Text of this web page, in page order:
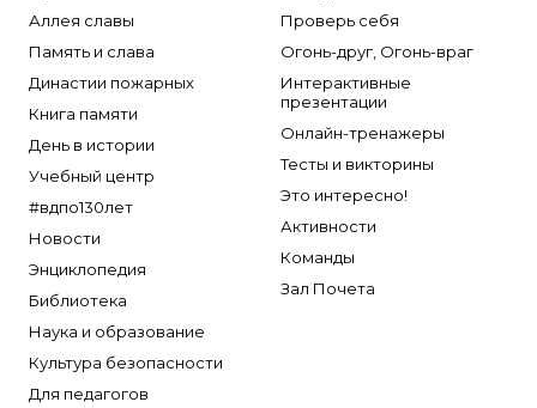
Аллея славы
Память и слава
Династии пожарных
Книга памяти
День в истории
Учебный центр
#вдпо130лет
Новости
Энциклопедия
Библиотека
Наука и образование
Культура безопасности
Для педагогов
Проверь себя
Огонь-друг, Огонь-враг
Интерактивные
презентации
Онлайн-тренажеры
Тесты и викторины
Это интересно!
Активности
Команды
Зал Почета